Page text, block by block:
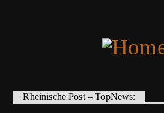
Rheinische Post – TopNews: